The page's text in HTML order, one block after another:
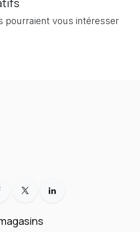
pourraient vous intéresser